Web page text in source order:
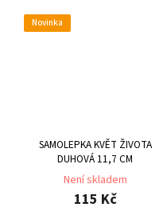
Novinka
SAMOLEPKA KVĚT ŽIVOTA
DUHOVÁ 11,7 CM
Není skladem
115 Kč